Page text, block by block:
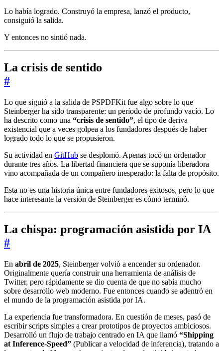
Lo había logrado. Construyó la empresa, lanzó el producto,
consiguió la salida.
Y entonces no sintió nada.
La crisis de sentido
#
Lo que siguió a la salida de PSPDFKit fue algo sobre lo que
Steinberger ha sido transparente: un período de profundo vacío. Lo
ha descrito como una “crisis de sentido”, el tipo de deriva
existencial que a veces golpea a los fundadores después de haber
logrado todo lo que se propusieron.
Su actividad en GitHub se desplomó. Apenas tocó un ordenador
durante tres años. La libertad financiera que se suponía liberadora
vino acompañada de un compañero inesperado: la falta de propósito.
Esta no es una historia única entre fundadores exitosos, pero lo que
hace interesante la versión de Steinberger es cómo terminó.
La chispa: programación asistida por IA
#
En abril de 2025, Steinberger volvió a encender su ordenador.
Originalmente quería construir una herramienta de análisis de
Twitter, pero rápidamente se dio cuenta de que no sabía mucho
sobre desarrollo web moderno. Fue entonces cuando se adentró en
el mundo de la programación asistida por IA.
La experiencia fue transformadora. En cuestión de meses, pasó de
escribir scripts simples a crear prototipos de proyectos ambiciosos.
Desarrolló un flujo de trabajo centrado en IA que llamó “Shipping
at Inference-Speed” (Publicar a velocidad de inferencia), tratando a